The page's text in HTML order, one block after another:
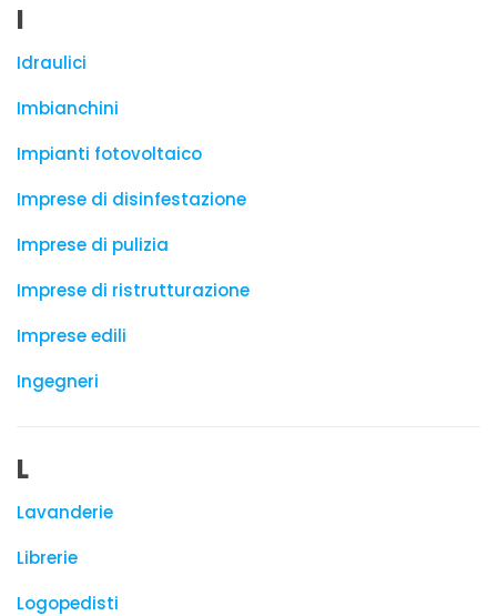
I
Idraulici
Imbianchini
Impianti fotovoltaico
Imprese di disinfestazione
Imprese di pulizia
Imprese di ristrutturazione
Imprese edili
Ingegneri
L
Lavanderie
Librerie
Logopedisti